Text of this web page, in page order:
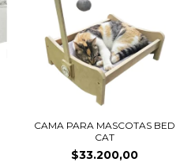
CAMA PARA MASCOTAS BED
CAT
$33.200,00